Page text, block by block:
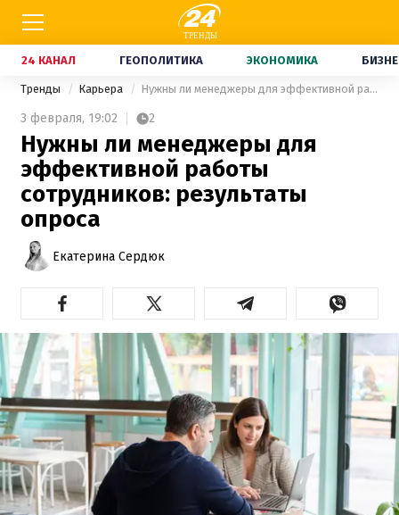
24 КАНАЛ ГЕОПОЛИТИКА ЭКОНОМИКА
Тренды Карьера Нужны ли менеджеры для эффективной работы сотрудников: результаты опроса
3 февраля, 19:02 2
Нужны ли менеджеры для
эффективной работы
сотрудников: результаты
опроса
Екатерина Сердюк